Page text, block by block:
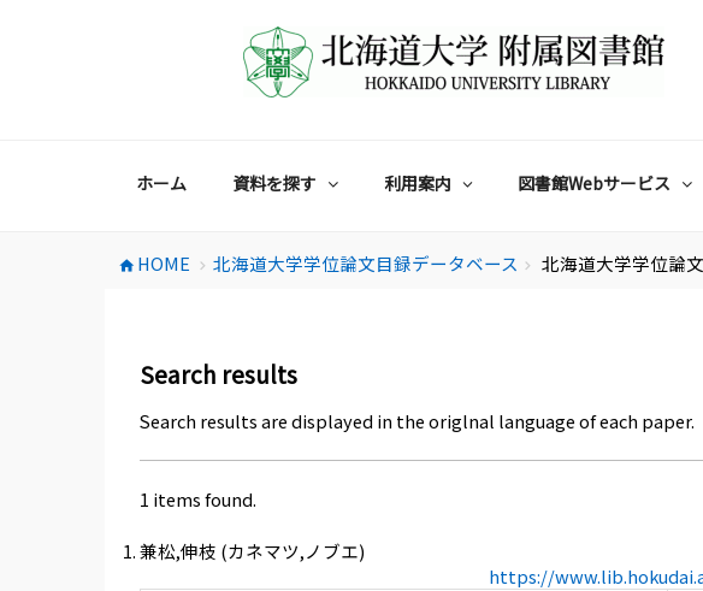
ホーム 資料を探す 利用案内 図書館Webサービス
home HOME chevron_right 北海道大学学位論文目録データベース chevron_right 北海道大学学位論
Search results
Search results are displayed in the origlnal language of each paper.
1 items found.
兼松,伸枝 (カネマツ,ノブエ)
https://